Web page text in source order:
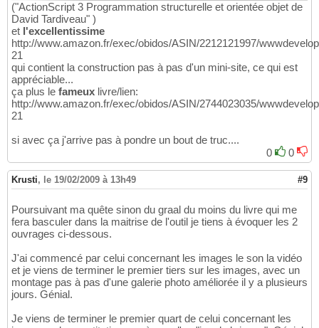
("ActionScript 3 Programmation structurelle et orientée objet de
David Tardiveau" )
et l'excellentissime
http://www.amazon.fr/exec/obidos/ASIN/2212121997/
21
qui contient la construction pas à pas d'un mini-site, ce qui est
appréciable...
ça plus le fameux livre/lien:
http://www.amazon.fr/exec/obidos/ASIN/2744023035/
21
si avec ça j'arrive pas à pondre un bout de truc....
0
0
Krusti, le 19/02/2009 à 13h49 #9
Poursuivant ma quête sinon du graal du moins du livre qui me
fera basculer dans la maitrise de l'outil je tiens à évoquer les 2
ouvrages ci-dessous.
J'ai commencé par celui concernant les images le son la vidéo
et je viens de terminer le premier tiers sur les images, avec un
montage pas à pas d'une galerie photo améliorée il y a plusieurs
jours. Génial.
Je viens de terminer le premier quart de celui concernant les